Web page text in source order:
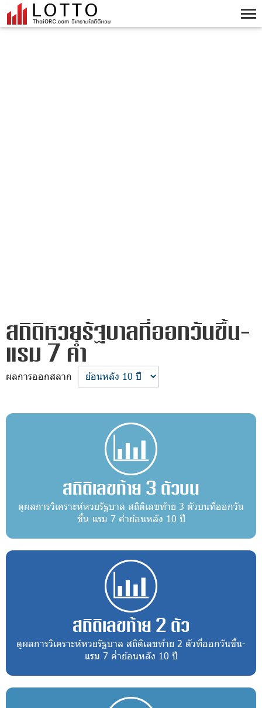
สถิติหวยรัฐบาลที่ออกวันขึ้น-
แรม 7 ค่ำ
ผลการออกสลาก
สถิติเลขท้าย 3 ตัวบน
ดูผลการวิเคราะห์หวยรัฐบาล สถิติเลขท้าย 3 ตัวบนที่ออกวัน
ขึ้น-แรม 7 ค่ำย้อนหลัง 10 ปี
สถิติเลขท้าย 2 ตัว
ดูผลการวิเคราะห์หวยรัฐบาล สถิติเลขท้าย 2 ตัวที่ออกวันขึ้น-
แรม 7 ค่ำย้อนหลัง 10 ปี